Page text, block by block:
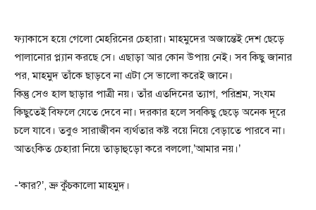
ফ্যাকাসে হয়ে গেলো মেহরিনের চেহারা। মাহমুদের অজান্তেই দেশ ছেড়ে
পালানোর প্ল্যান করছে সে। এছাড়া আর কোন উপায় নেই। সব কিছু জানার
পর, মাহমুদ তাঁকে ছাড়বে না এটা সে ভালো করেই জানে।
কিন্তু সেও হাল ছাড়ার পাত্রী নয়। তাঁর এতদিনের ত্যাগ, পরিশ্রম, সংযম
কিছুতেই বিফলে যেতে দেবে না। দরকার হলে সবকিছু ছেড়ে অনেক দূরে
চলে যাবে। তবুও সারাজীবন ব্যর্থতার কষ্ট বয়ে নিয়ে বেড়াতে পারবে না।
আতংকিত চেহারা নিয়ে তাড়াহুড়ো করে বললো,’আমার নয়।’
-‘কার?’, ভ্রু কুঁচকালো মাহমুদ।